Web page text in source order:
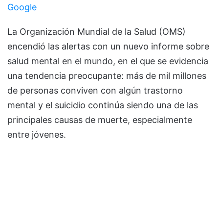
Google
La Organización Mundial de la Salud (OMS)
encendió las alertas con un nuevo informe sobre
salud mental en el mundo, en el que se evidencia
una tendencia preocupante: más de mil millones
de personas conviven con algún trastorno
mental y el suicidio continúa siendo una de las
principales causas de muerte, especialmente
entre jóvenes.